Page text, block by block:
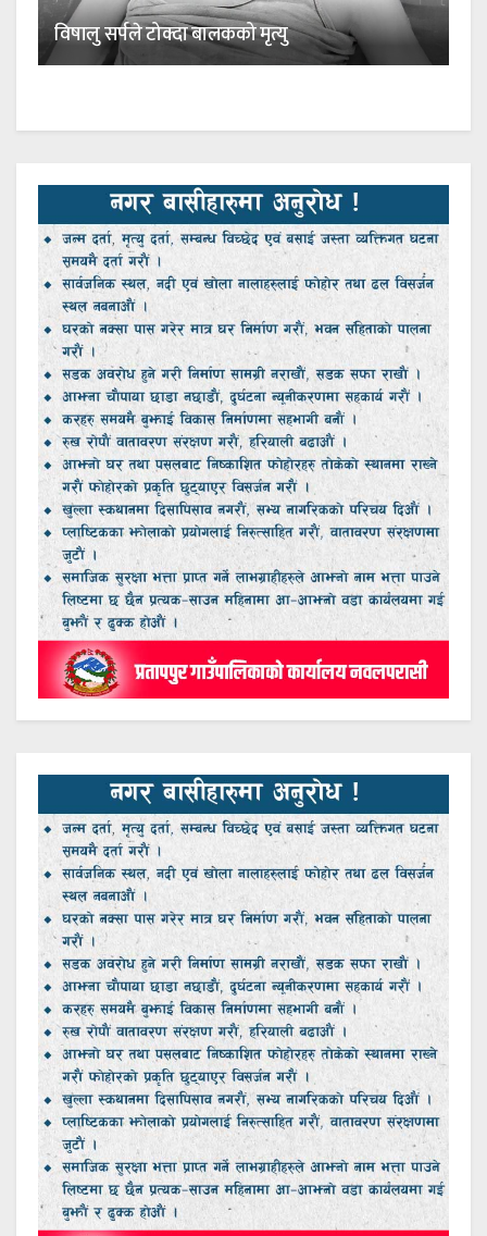
विषालु सर्पले टोक्दा बालकको मृत्यु